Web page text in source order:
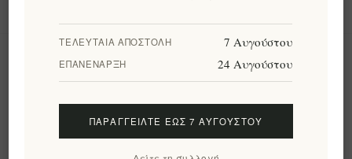
Ενημερωτικό δελτίο
ΤΕΛΕΥΤΑΊΑ ΑΠΟΣΤΟΛΉ 7 Αυγούστου
ΕΠΑΝΈΝΑΡΞΗ 24 Αυγούστου
ΠΑΡΑΓΓΕΊΛΤΕ ΈΩΣ 7 ΑΥΓΟΎΣΤΟΥ